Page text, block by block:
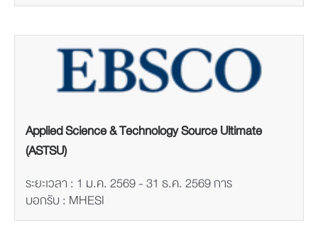
Applied Science & Technology Source Ultimate
(ASTSU)
ระยะเวลา : 1 ม.ค. 2569 - 31 ธ.ค. 2569 การ
บอกรับ : MHESI